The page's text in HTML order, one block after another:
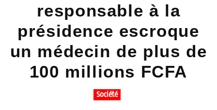
responsable à la
présidence escroque
un médecin de plus de
100 millions FCFA
Société